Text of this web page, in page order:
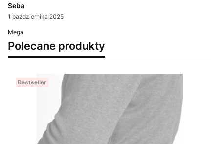
Seba
1 października 2025
Mega
Polecane produkty
Bestseller